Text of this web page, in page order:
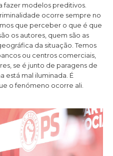
fazer modelos preditivos.
ocorre sempre no
que perceber o que é que
os autores, quem são as
da situação. Temos
ou centros comerciais,
se é junto de paragens de
está mal iluminada. É
o fenómeno ocorre ali.